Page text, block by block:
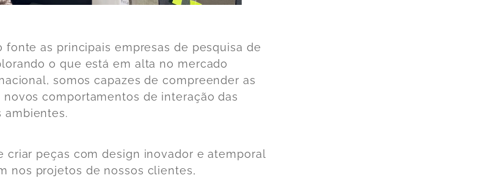
fonte as principais empresas de pesquisa de
o que está em alta no mercado
somos capazes de compreender as
comportamentos de interação das
ambientes.
criar peças com design inovador e atemporal
nos projetos de nossos clientes,